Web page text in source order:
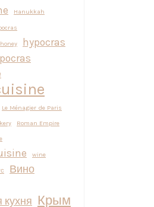
Hanukkah
honey
hypocras
Le Ménagier de Paris
Roman Empire
wine
Вино
кухня Крым